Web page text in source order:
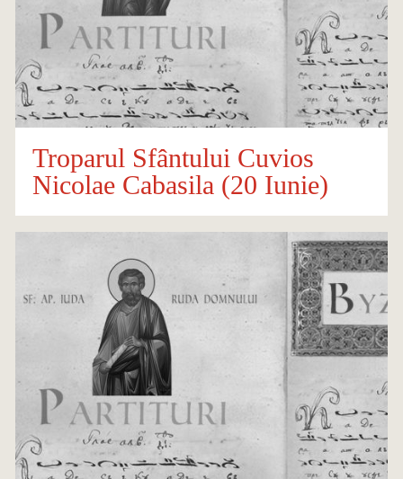
Troparul Sfântului Cuvios
Nicolae Cabasila (20 Iunie)